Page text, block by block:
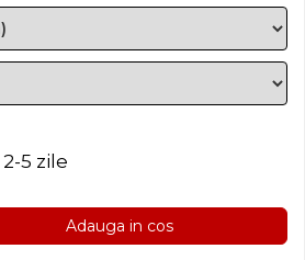
2-5 zile
Adauga in cos